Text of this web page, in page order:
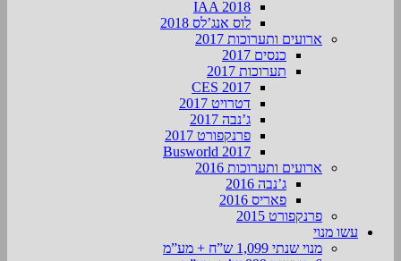
IAA 2018
לוס אנג’לס 2018
ארועים ותערוכות 2017
כנסים 2017
תערוכות 2017
CES 2017
דטרויט 2017
ג’נבה 2017
פרנקפורט 2017
Busworld 2017
ארועים ותערוכות 2016
ג’נבה 2016
פאריס 2016
פרנקפורט 2015
עשו מנוי
מנוי שנתי 1,099 ש”ח + מע”מ